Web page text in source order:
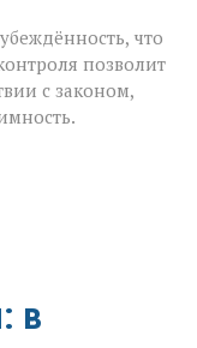
что
позволит
с законом,
в